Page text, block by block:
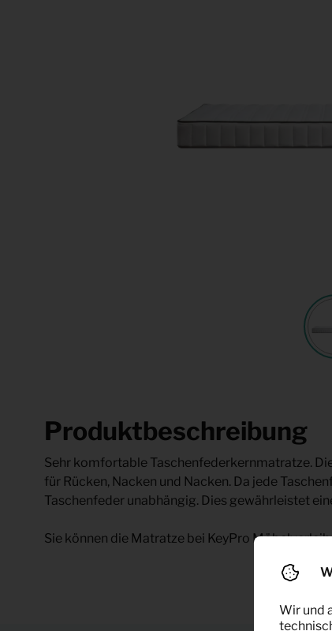
Produktbeschreibung
Sehr komfortable Taschenfederkernmatratze.
für Rücken, Nacken und Nacken. Da jede
Taschenfeder unabhängig. Dies gewährleistet
Sie können die Matratze bei KeyPro
Wir und